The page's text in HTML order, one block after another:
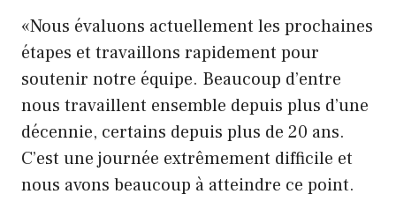
«Nous évaluons actuellement les prochaines
étapes et travaillons rapidement pour
soutenir notre équipe. Beaucoup d’entre
nous travaillent ensemble depuis plus d’une
décennie, certains depuis plus de 20 ans.
C’est une journée extrêmement difficile et
nous avons beaucoup à atteindre ce point.